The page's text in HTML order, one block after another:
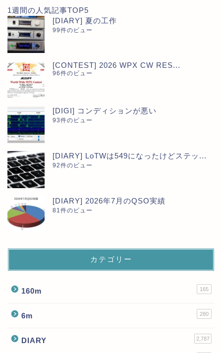
1週間の人気記事TOP5
[DIARY] 夏の工作
99件のビュー
[CONTEST] 2026 WPX CW RES...
96件のビュー
[DIGI] コンディションが悪い
93件のビュー
[DIARY] LoTWは549になったけどステッ...
92件のビュー
[DIARY] 2026年7月のQSO実績
81件のビュー
カテゴリー
160m 165
6m 280
DIARY 2,787